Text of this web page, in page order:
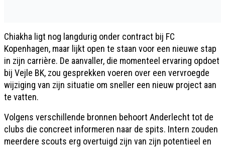
Chiakha ligt nog langdurig onder contract bij FC
Kopenhagen, maar lijkt open te staan voor een nieuwe stap
in zijn carrière. De aanvaller, die momenteel ervaring opdoet
bij Vejle BK, zou gesprekken voeren over een vervroegde
wijziging van zijn situatie om sneller een nieuw project aan
te vatten.
Volgens verschillende bronnen behoort Anderlecht tot de
clubs die concreet informeren naar de spits. Intern zouden
meerdere scouts erg overtuigd zijn van zijn potentieel en